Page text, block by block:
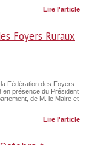
Lire l'article
Foyers Ruraux
Fédération des Foyers
en présence du Président
de M. le Maire et
Lire l'article